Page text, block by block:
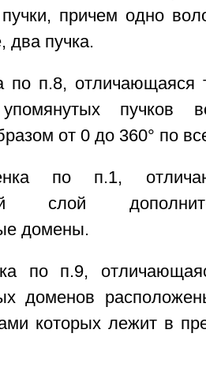
причем одно
два пучка.
по п.8, отличающаяся
пучков
от 0 до 360° по
по п.1,
слой
домены.
по п.9,
доменов
которых лежит в